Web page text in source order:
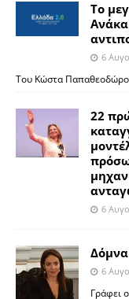
Το
6
Του Κώστα
22
6
6
Γράφει